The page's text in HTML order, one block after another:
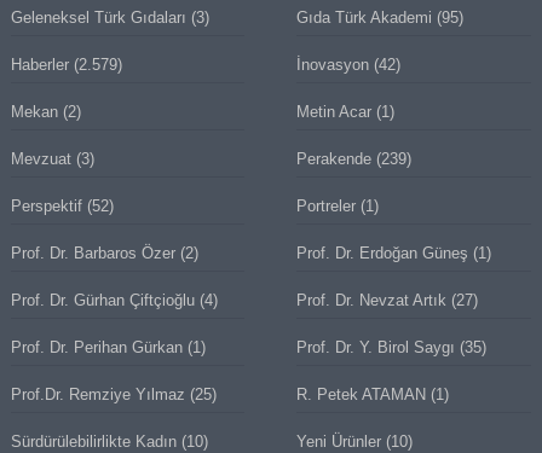
Geleneksel Türk Gıdaları (3) Gıda Türk Akademi (95)
Haberler(2.579) İnovasyon (42)
Mekan(2) Metin Acar (1)
Mevzuat(3) Perakende (239)
Perspektif(52) Portreler (1)
Prof. Dr. Barbaros Özer(2) Prof. Dr. Erdoğan Güneş (1)
Prof. Dr. Gürhan Çiftçioğlu(4) Prof. Dr. Nevzat Artık (27)
Prof. Dr. Perihan Gürkan(1) Prof. Dr. Y. Birol Saygı (35)
Prof.Dr. Remziye Yılmaz (25) R. Petek ATAMAN (1)
Sürdürülebilirlikte Kadın(10) Yeni Ürünler (10)